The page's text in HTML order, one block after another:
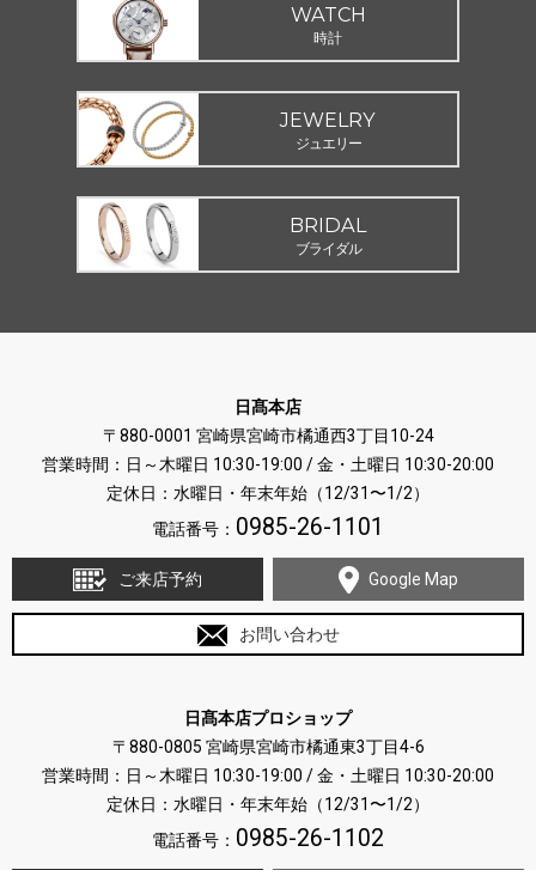
WATCH
時計
JEWELRY
ジュエリー
BRIDAL
ブライダル
日髙本店
〒880-0001 宮崎県宮崎市橘通西3丁目10-24
営業時間：日～木曜日 10:30-19:00 / 金・土曜日 10:30-20:00
定休日：水曜日・年末年始（12/31〜1/2）
電話番号： 0985-26-1101
ご来店予約 Google Map
お問い合わせ
日髙本店プロショップ
〒880-0805 宮崎県宮崎市橘通東3丁目4-6
営業時間：日～木曜日 10:30-19:00 / 金・土曜日 10:30-20:00
定休日：水曜日・年末年始（12/31〜1/2）
電話番号： 0985-26-1102